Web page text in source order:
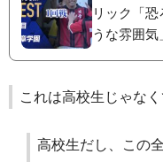
リック「
うな雰囲気
これは高校生じゃな
高校生だし、この